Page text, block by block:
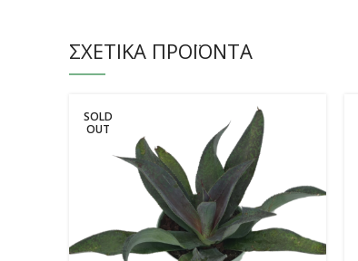
ΣΧΕΤΙΚΆ ΠΡΟΪΌΝΤΑ
SOLD
OUT